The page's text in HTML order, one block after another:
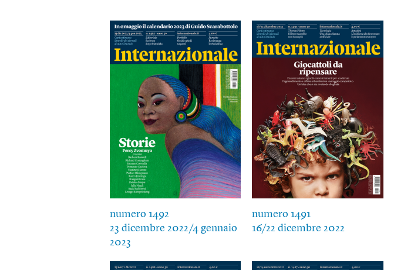
numero 1492
23 dicembre 2022/4 gennaio
2023
numero 1491
16/22 dicembre 2022